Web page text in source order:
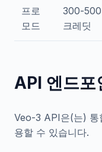
프로
모드
300-500
크레딧
API 엔드포
Veo-3 API은(는) 통
용할 수 있습니다.